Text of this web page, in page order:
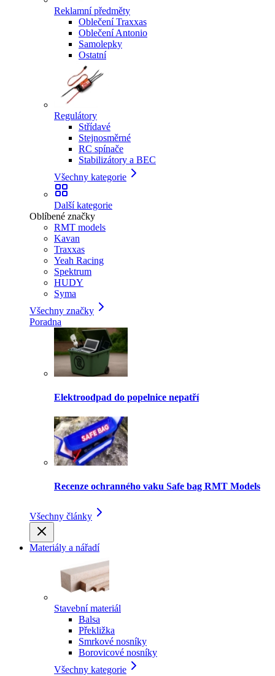
Reklamní předměty
Oblečení Traxxas
Oblečení Antonio
Samolepky
Ostatní
Regulátory
Střídavé
Stejnosměrné
RC spínače
Stabilizátory a BEC
Všechny kategorie
Další kategorie
Oblíbené značky
RMT models
Kavan
Traxxas
Yeah Racing
Spektrum
HUDY
Syma
Všechny značky
Poradna
Elektroodpad do popelnice nepatří
Recenze ochranného vaku Safe bag RMT Models
Všechny články
Materiály a nářadí
Stavební materiál
Balsa
Překližka
Smrkové nosníky
Borovicové nosníky
Všechny kategorie